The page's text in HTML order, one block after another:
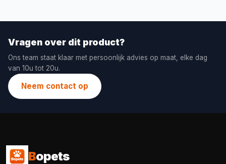
Vragen over dit product?
Ons team staat klaar met persoonlijk advies op maat, elke dag
van 10u tot 20u.
Neem contact op
Bopets